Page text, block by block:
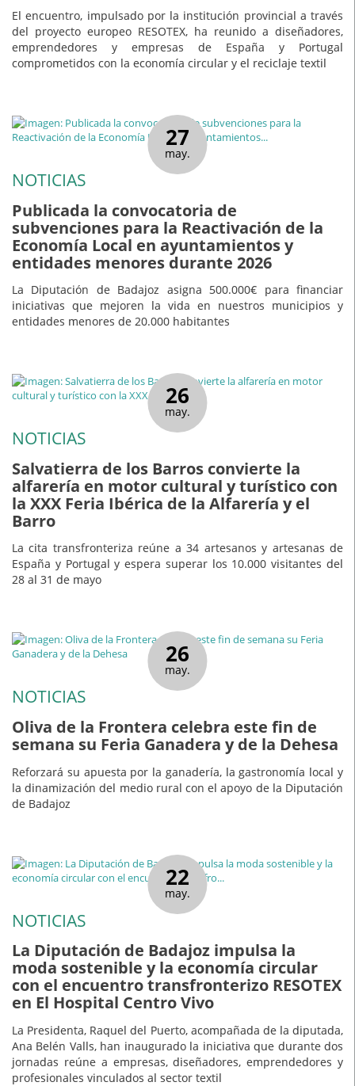
El encuentro, impulsado por la institución provincial a través
del proyecto europeo RESOTEX, ha reunido a diseñadores,
emprendedores y empresas de España y Portugal
comprometidos con la economía circular y el reciclaje textil
27
may.
NOTICIAS
Publicada la convocatoria de
subvenciones para la Reactivación de la
Economía Local en ayuntamientos y
entidades menores durante 2026
La Diputación de Badajoz asigna 500.000€ para financiar
iniciativas que mejoren la vida en nuestros municipios y
entidades menores de 20.000 habitantes
26
may.
NOTICIAS
Salvatierra de los Barros convierte la
alfarería en motor cultural y turístico con
la XXX Feria Ibérica de la Alfarería y el
Barro
La cita transfronteriza reúne a 34 artesanos y artesanas de
España y Portugal y espera superar los 10.000 visitantes del
28 al 31 de mayo
26
may.
NOTICIAS
Oliva de la Frontera celebra este fin de
semana su Feria Ganadera y de la Dehesa
Reforzará su apuesta por la ganadería, la gastronomía local y
la dinamización del medio rural con el apoyo de la Diputación
de Badajoz
22
may.
NOTICIAS
La Diputación de Badajoz impulsa la
moda sostenible y la economía circular
con el encuentro transfronterizo RESOTEX
en El Hospital Centro Vivo
La Presidenta, Raquel del Puerto, acompañada de la diputada,
Ana Belén Valls, han inaugurado la iniciativa que durante dos
jornadas reúne a empresas, diseñadores, emprendedores y
profesionales vinculados al sector textil